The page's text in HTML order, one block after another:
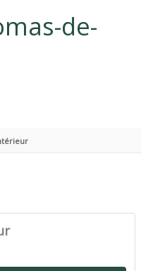
de-